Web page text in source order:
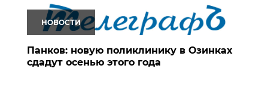
НОВОСТИ
Панков: новую поликлинику в Озинках
сдадут осенью этого года